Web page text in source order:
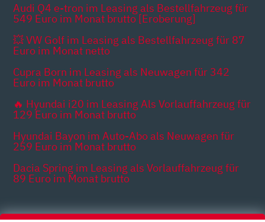
Audi Q4 e-tron im Leasing als Bestellfahrzeug für
549 Euro im Monat brutto [Eroberung]
💥 VW Golf im Leasing als Bestellfahrzeug für 87
Euro im Monat netto
Cupra Born im Leasing als Neuwagen für 342
Euro im Monat brutto
🔥 Hyundai i20 im Leasing Als Vorlauffahrzeug für
129 Euro im Monat brutto
Hyundai Bayon im Auto-Abo als Neuwagen für
259 Euro im Monat brutto
Dacia Spring im Leasing als Vorlauffahrzeug für
89 Euro im Monat brutto